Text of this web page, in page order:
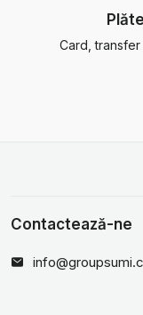
Card, transfer
Contactează-ne